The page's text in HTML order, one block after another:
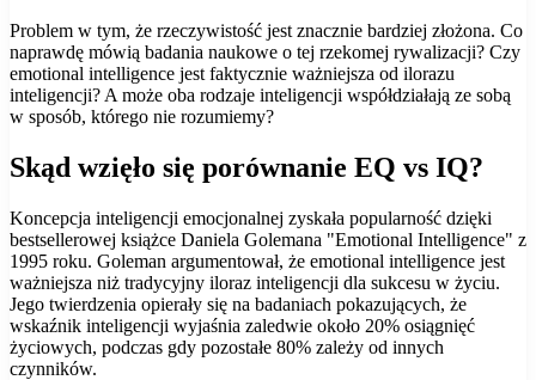
Problem w tym, że rzeczywistość jest znacznie bardziej złożona. Co
naprawdę mówią badania naukowe o tej rzekomej rywalizacji? Czy
emotional intelligence jest faktycznie ważniejsza od ilorazu
inteligencji? A może oba rodzaje inteligencji współdziałają ze sobą
w sposób, którego nie rozumiemy?
Skąd wzięło się porównanie EQ vs IQ?
Koncepcja inteligencji emocjonalnej zyskała popularność dzięki
bestsellerowej książce Daniela Golemana "Emotional Intelligence" z
1995 roku. Goleman argumentował, że emotional intelligence jest
ważniejsza niż tradycyjny iloraz inteligencji dla sukcesu w życiu.
Jego twierdzenia opierały się na badaniach pokazujących, że
wskaźnik inteligencji wyjaśnia zaledwie około 20% osiągnięć
życiowych, podczas gdy pozostałe 80% zależy od innych
czynników.